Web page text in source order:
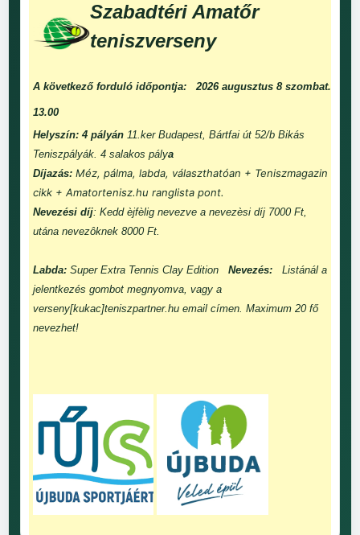
Szabadtéri Amatőr
teniszverseny
A következő forduló időpontja: 2026 augusztus 8 szombat.
13.00
Helyszín: 4 pályán 11.ker Budapest, Bártfai út 52/b Bikás
Teniszpályák. 4 salakos pálya
Díjazás: Méz, pálma, labda, választhatóan + Teniszmagazin
cikk + Amatortenisz.hu ranglista pont.
Nevezési díj: Kedd èjfèlig nevezve a nevezèsi díj 7000 Ft,
utána nevezôknek 8000 Ft.
Labda: Super Extra Tennis Clay Edition Nevezés:
Listánál a
jelentkezés gombot megnyomva, vagy a
verseny[kukac]teniszpartner.hu email címen. Maximum 20 fő
nevezhet!